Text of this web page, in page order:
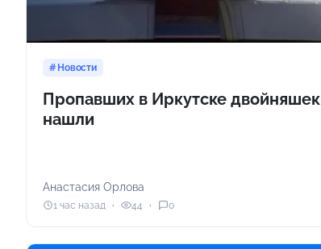
Новости
Пропавших в Иркутске двойняшек
нашли
Анастасия Орлова
1 час назад 44 0